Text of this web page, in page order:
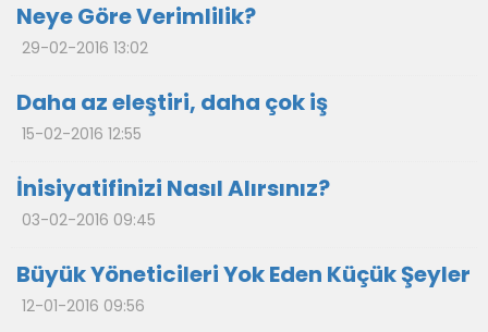
Neye Göre Verimlilik?
29-02-2016 13:02
Daha az eleştiri, daha çok iş
15-02-2016 12:55
İnisiyatifinizi Nasıl Alırsınız?
03-02-2016 09:45
Büyük Yöneticileri Yok Eden Küçük Şeyler
12-01-2016 09:56